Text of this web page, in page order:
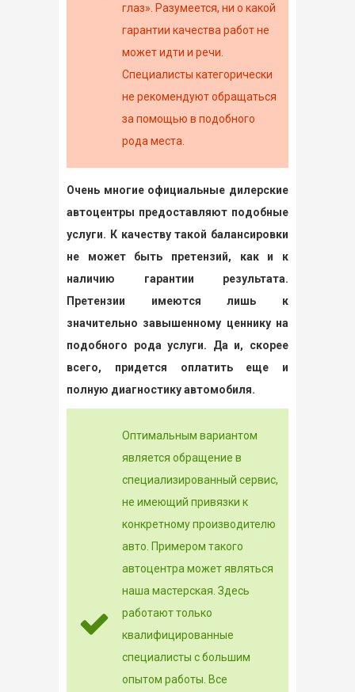
глаз». Разумеется, ни о какой
гарантии качества работ не
может идти и речи.
Специалисты категорически
не рекомендуют обращаться
за помощью в подобного
рода места.
Очень многие официальные дилерские
автоцентры предоставляют подобные
услуги. К качеству такой балансировки
не может быть претензий, как и к
наличию гарантии результата.
Претензии имеются лишь к
значительно завышенному ценнику на
подобного рода услуги. Да и, скорее
всего, придется оплатить еще и
полную диагностику автомобиля.
Оптимальным вариантом
является обращение в
специализированный сервис,
не имеющий привязки к
конкретному производителю
авто. Примером такого
автоцентра может являться
наша мастерская. Здесь
работают только
квалифицированные
специалисты с большим
опытом работы. Все